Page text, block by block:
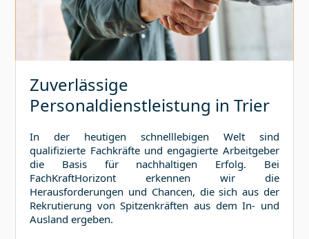
Zuverlässige
Personaldienstleistung inTrier
In der heutigen schnelllebigen Welt sind
qualifizierte Fachkräfte und engagierte Arbeitgeber
die Basis für nachhaltigen Erfolg. Bei
FachKraftHorizont erkennen wir die
Herausforderungen und Chancen, die sich aus der
Rekrutierung von Spitzenkräften aus dem In- und
Ausland ergeben.